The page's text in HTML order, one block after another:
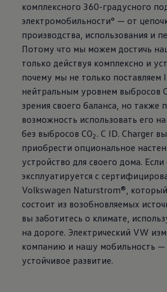
комплексного 360-градусного
электромобильности° — от
производства, использования и
Потому что мы можем достичь
только действуя комплексно и
почему мы не только поставляем
нейтральным уровнем выбросов
зрения своего баланса, но также
возможность использовать его
без выбросов CO2 . C ID. Charger
приобрести опциональное
устройство для своего дома.
эксплуатируется с
Volkswagen Naturstrom®,
состоит из возобновляемых
вы заботитесь о климате,
на дороге. Электрический VW
компанию и нашу мобильность —
устойчивое развитие.